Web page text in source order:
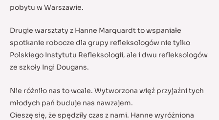
pobytu w Warszawie.
Drugie warsztaty z Hanne Marquardt to wspaniałe
spotkanie robocze dla grupy refleksologów nie tylko
Polskiego Instytutu Refleksologii, ale i dwu refleksologów
ze szkoły Ingi Dougans.
Nie różniło nas to wcale. Wytworzona więź przyjaźni tych
młodych pań buduje nas nawzajem.
Cieszę się, że spędziły czas z nami. Hanne wyróżniona